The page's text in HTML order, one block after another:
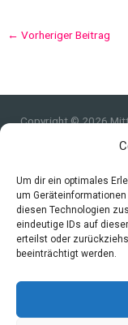
Um dir ein optimales
um
diesen Technologien
eindeutige IDs auf
erteilst oder
beeinträchtigt werden.
← Vorheriger Beitrag
Copyright © 2026